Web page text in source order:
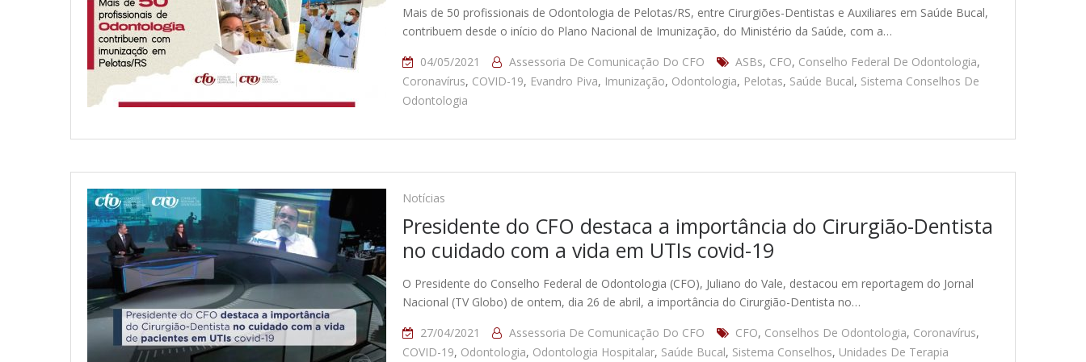
Mais de 50 profissionais de Odontologia de Pelotas/RS, entre Cirurgiões-Dentistas e Auxiliares em Saúde Bucal,
contribuem desde o início do Plano Nacional de Imunização, do Ministério da Saúde, com a…
04/05/2021
Assessoria De Comunicação Do CFO ASBs, CFO, Conselho Federal De Odontologia,
Coronavírus, COVID-19, Evandro Piva, Imunização, Odontologia, Pelotas, Saúde Bucal, Sistema Conselhos De
Odontologia
Notícias
Presidente do CFO destaca a importância do Cirurgião-Dentista
no cuidado com a vida em UTIs covid-19
O Presidente do Conselho Federal de Odontologia (CFO), Juliano do Vale, destacou em reportagem do Jornal
Nacional (TV Globo) de ontem, dia 26 de abril, a importância do Cirurgião-Dentista no…
27/04/2021
Assessoria De Comunicação Do CFO CFO, Conselhos De Odontologia, Coronavírus,
COVID-19, Odontologia, Odontologia Hospitalar, Saúde Bucal, Sistema Conselhos, Unidades De Terapia